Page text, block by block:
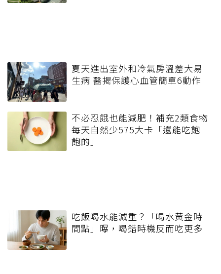
夏天進出室外和冷氣房溫差大易
生病 醫揭保護心血管簡單6動作
不必忍餓也能減肥！補充2類食物
每天自然少575大卡「還能吃飽
飽的」
吃飯喝水能減重？「喝水黃金時
間點」曝，喝錯時機反而吃更多